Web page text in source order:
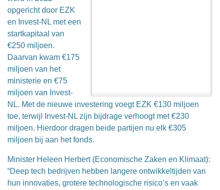
opgericht door EZK
en Invest-NL met een
startkapitaal van
€250 miljoen.
Daarvan kwam €175
miljoen van het
ministerie en €75
miljoen van Invest-
NL. Met de nieuwe investering voegt EZK €130 miljoen
toe, terwijl Invest-NL zijn bijdrage verhoogt met €230
miljoen. Hierdoor dragen beide partijen nu elk €305
miljoen bij aan het fonds.
Minister Heleen Herbert (Economische Zaken en Klimaat):
“Deep tech bedrijven hebben langere ontwikkeltijden van
hun innovaties, grotere technologische risico’s en vaak